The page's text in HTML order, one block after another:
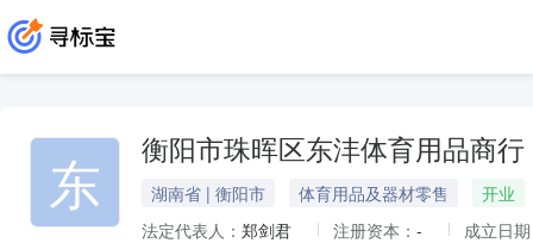
东 衡阳市珠晖区东沣体育用品商行
湖南省 | 衡阳市 体育用品及器材零售
开业
法定代表人： 郑剑君 注册资本： -
成立日